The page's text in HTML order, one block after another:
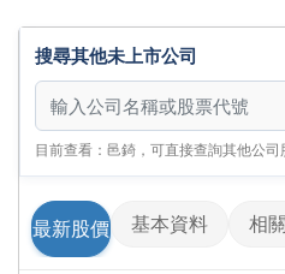
搜尋其他未上市公司
搜尋其他未上市公司
目前查看：邑錡，可直接查詢其他公司
最新股價 基本資料 相